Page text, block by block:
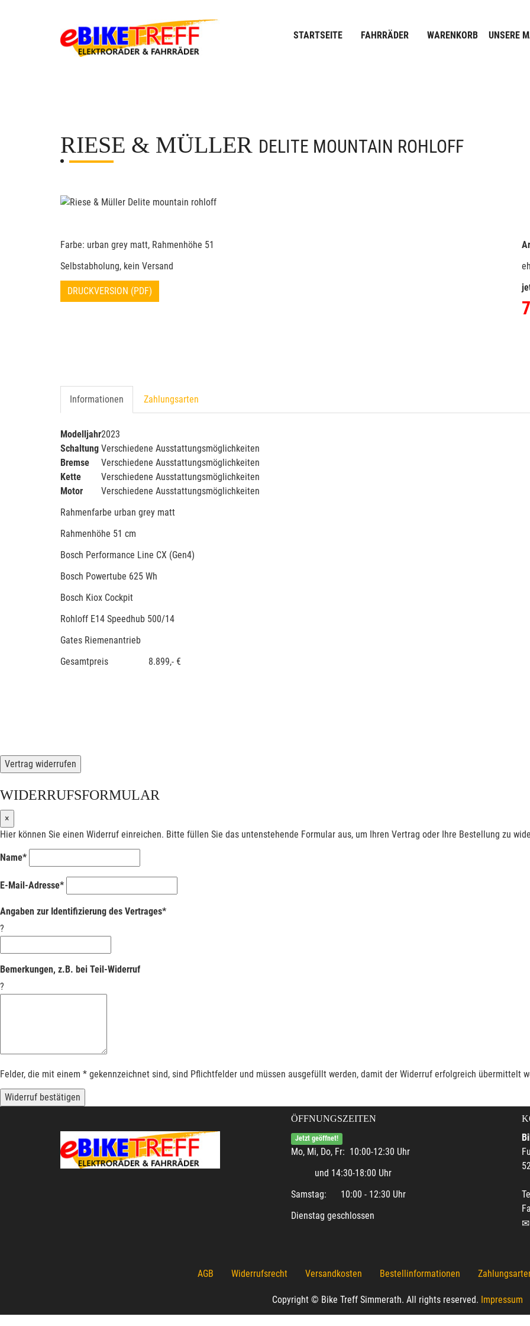
STARTSEITE FAHRRÄDER WARENKORB UNSERE
RIESE & MÜLLER DELITE MOUNTAIN ROHLOFF
Farbe: urban grey matt, Rahmenhöhe 51
Selbstabholung, kein Versand
DRUCKVERSION (PDF)
Informationen Zahlungsarten
Modelljahr2023
Schaltung Verschiedene Ausstattungsmöglichkeiten
Bremse
Verschiedene Ausstattungsmöglichkeiten
Kette
Verschiedene Ausstattungsmöglichkeiten
Motor
Verschiedene Ausstattungsmöglichkeiten
Rahmenfarbe urban grey matt
Rahmenhöhe 51 cm
Bosch Performance Line CX (Gen4)
Bosch Powertube 625 Wh
Bosch Kiox Cockpit
Rohloff E14 Speedhub 500/14
Gates Riemenantrieb
Gesamtpreis 8.899,- €
Vertrag widerrufen
WIDERRUFSFORMULAR
×
Hier können Sie einen Widerruf einreichen. Bitte füllen Sie das untenstehende Formular aus, um Ihren Vertrag oder Ihre Bestellung zu
Name*
E-Mail-Adresse*
Angaben zur Identifizierung des Vertrages*
?
Bemerkungen, z.B. bei Teil-Widerruf
?
Felder, die mit einem * gekennzeichnet sind, sind Pflichtfelder und müssen ausgefüllt werden, damit der Widerruf erfolgreich übermittelt
Widerruf bestätigen
ÖFFNUNGSZEITEN
Jetzt geöffnet!
Mo, Mi, Do, Fr: 10:00-12:30 Uhr
und 14:30-18:00 Uhr
Samstag: 10:00 - 12:30 Uhr
Dienstag geschlossen
AGB
Widerrufsrecht Versandkosten Bestellinformationen
Copyright © Bike Treff Simmerath. All rights reserved. Impressum